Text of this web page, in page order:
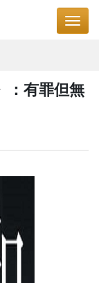
：有罪但無